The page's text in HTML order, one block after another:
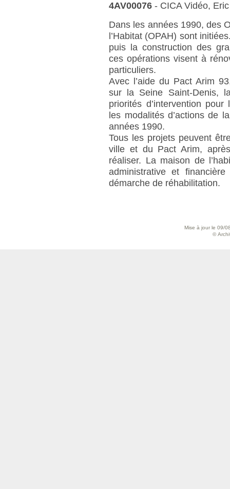
4AV00076- CICA Vidéo,
Dans les années 1990, des
l’Habitat (OPAH) sont
puis la construction des
ces opérations visent à
particuliers.
Avec l’aide du Pact Arim
sur la Seine Saint-Denis,
priorités d’intervention
les modalités d’actions de
années 1990.
Tous les projets peuvent
ville et du Pact Arim,
réaliser. La maison de
administrative et
démarche de réhabilitation.
Mise à jour le 09/
©